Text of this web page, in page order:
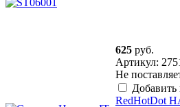
625 руб.
Артикул:
Не
RedHotDot